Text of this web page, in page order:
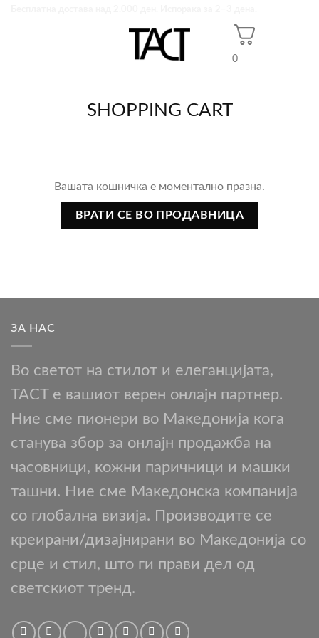
0
SHOPPING CART
Вашата кошничка е моментално празна.
ВРАТИ СЕ ВО ПРОДАВНИЦА
ЗА НАС
Во светот на стилот и елеганцијата,
TACT е вашиот верен онлајн партнер.
Ние сме пионери во Македонија кога
станува збор за онлајн продажба на
часовници, кожни паричници и машки
ташни. Ние сме Македонска компанија
со глобална визија. Производите се
креирани/дизајнирани во Македонија со
срце и стил, што ги прави дел од
светскиот тренд.